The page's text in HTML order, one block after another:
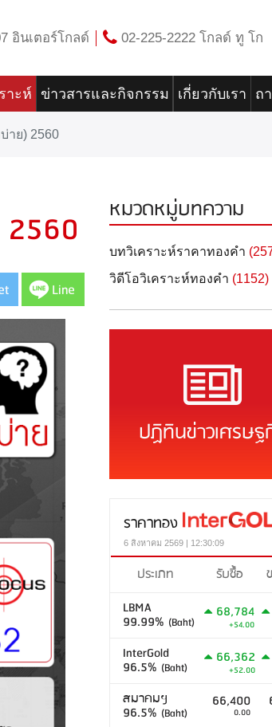
อินเตอร์โกลด์ 02-225-2222 โกลด์ ทู โก
าะห์ ข่าวสารและกิจกรรม เกี่ยวกับเรา ถ
าย) 2560
Line
หมวดหมู่บทความ
บทวิเคราะห์ราคาทองคำ
วิดีโอวิเคราะห์ทองคำ (1152)
ปฏิทินข่าวเศรษฐ
ราคาทอง
6 สิงหาคม 2569 | 12:30:09
ประเภท รับซื้อ
LBMA
99.99% (Baht)
68,784
+54.00
InterGold
96.5% (Baht)
66,362
+52.00
สมาคมฯ
96.5% (Baht)
66,400
0.00